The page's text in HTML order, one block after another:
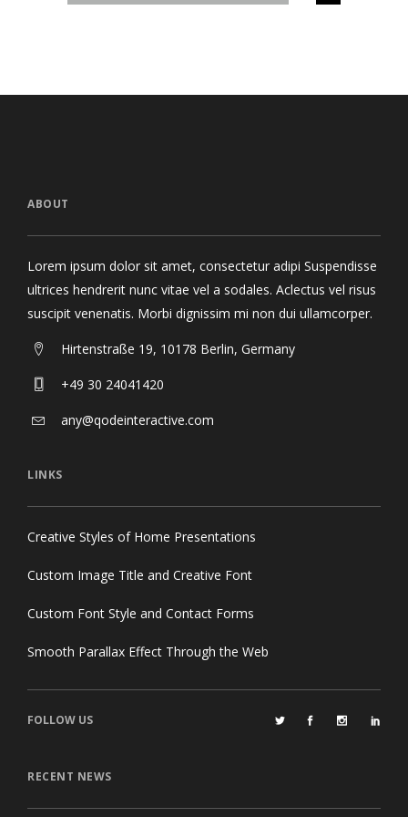
ABOUT
Lorem ipsum dolor sit amet, consectetur adipi Suspendisse
ultrices hendrerit nunc vitae vel a sodales. Aclectus vel risus
suscipit venenatis. Morbi dignissim mi non dui ullamcorper.
Hirtenstraße 19, 10178 Berlin, Germany
+49 30 24041420
any@qodeinteractive.com
LINKS
Creative Styles of Home Presentations
Custom Image Title and Creative Font
Custom Font Style and Contact Forms
Smooth Parallax Effect Through the Web
FOLLOW US
RECENT NEWS